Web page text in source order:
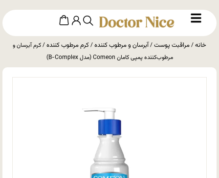
خانه/مراقبت پوست/آبرسان و مرطوب کننده/کرم مرطوب کننده/ کرم آبرسان و
مرطوب‌کننده پمپی کامان Comeon (مدل B-Complex)